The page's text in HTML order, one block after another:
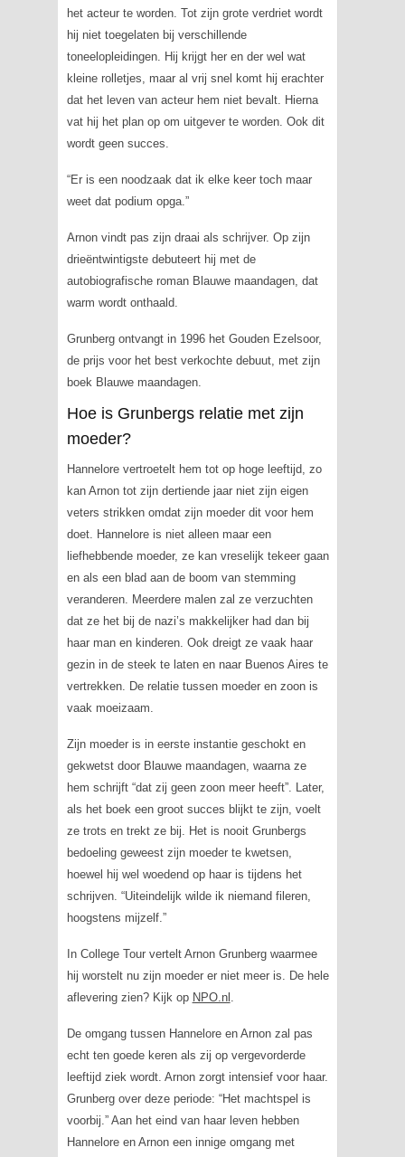
het acteur te worden. Tot zijn grote verdriet wordt
hij niet toegelaten bij verschillende
toneelopleidingen. Hij krijgt her en der wel wat
kleine rolletjes, maar al vrij snel komt hij erachter
dat het leven van acteur hem niet bevalt. Hierna
vat hij het plan op om uitgever te worden. Ook dit
wordt geen succes.
“Er is een noodzaak dat ik elke keer toch maar
weet dat podium opga.”
Arnon vindt pas zijn draai als schrijver. Op zijn
drieëntwintigste debuteert hij met de
autobiografische roman Blauwe maandagen, dat
warm wordt onthaald.
Grunberg ontvangt in 1996 het Gouden Ezelsoor,
de prijs voor het best verkochte debuut, met zijn
boek Blauwe maandagen.
Hoe is Grunbergs relatie met zijn
moeder?
Hannelore vertroetelt hem tot op hoge leeftijd, zo
kan Arnon tot zijn dertiende jaar niet zijn eigen
veters strikken omdat zijn moeder dit voor hem
doet. Hannelore is niet alleen maar een
liefhebbende moeder, ze kan vreselijk tekeer gaan
en als een blad aan de boom van stemming
veranderen. Meerdere malen zal ze verzuchten
dat ze het bij de nazi’s makkelijker had dan bij
haar man en kinderen. Ook dreigt ze vaak haar
gezin in de steek te laten en naar Buenos Aires te
vertrekken. De relatie tussen moeder en zoon is
vaak moeizaam.
Zijn moeder is in eerste instantie geschokt en
gekwetst door Blauwe maandagen, waarna ze
hem schrijft “dat zij geen zoon meer heeft”. Later,
als het boek een groot succes blijkt te zijn, voelt
ze trots en trekt ze bij. Het is nooit Grunbergs
bedoeling geweest zijn moeder te kwetsen,
hoewel hij wel woedend op haar is tijdens het
schrijven. “Uiteindelijk wilde ik niemand fileren,
hoogstens mijzelf.”
In College Tour vertelt Arnon Grunberg waarmee
hij worstelt nu zijn moeder er niet meer is. De hele
aflevering zien? Kijk op NPO.nl .
De omgang tussen Hannelore en Arnon zal pas
echt ten goede keren als zij op vergevorderde
leeftijd ziek wordt. Arnon zorgt intensief voor haar.
Grunberg over deze periode: “Het machtspel is
voorbij.” Aan het eind van haar leven hebben
Hannelore en Arnon een innige omgang met